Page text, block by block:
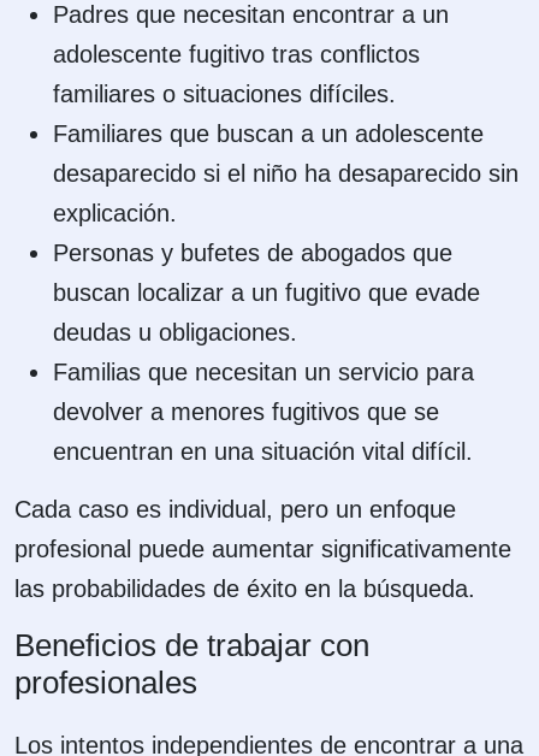
Padres que necesitan encontrar a un
adolescente fugitivo tras conflictos
familiares o situaciones difíciles.
Familiares que buscan a un adolescente
desaparecido si el niño ha desaparecido sin
explicación.
Personas y bufetes de abogados que
buscan localizar a un fugitivo que evade
deudas u obligaciones.
Familias que necesitan un servicio para
devolver a menores fugitivos que se
encuentran en una situación vital difícil.
Cada caso es individual, pero un enfoque
profesional puede aumentar significativamente
las probabilidades de éxito en la búsqueda.
Beneficios de trabajar con
profesionales
Los intentos independientes de encontrar a una